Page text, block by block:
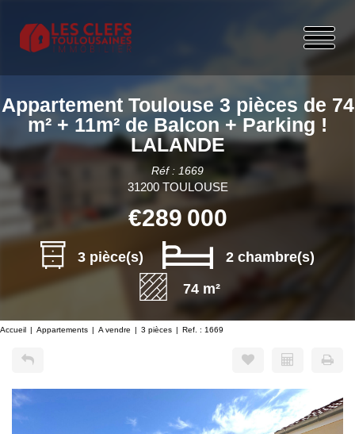
Appartement Toulouse 3 pièces de 74
m² + 11m² de Balcon + Parking !
LALANDE
Réf : 1669
31200 TOULOUSE
€289 000
3 pièce(s)
2 chambre(s)
74 m²
Accueil Appartements A vendre 3 pièces Ref. : 1669